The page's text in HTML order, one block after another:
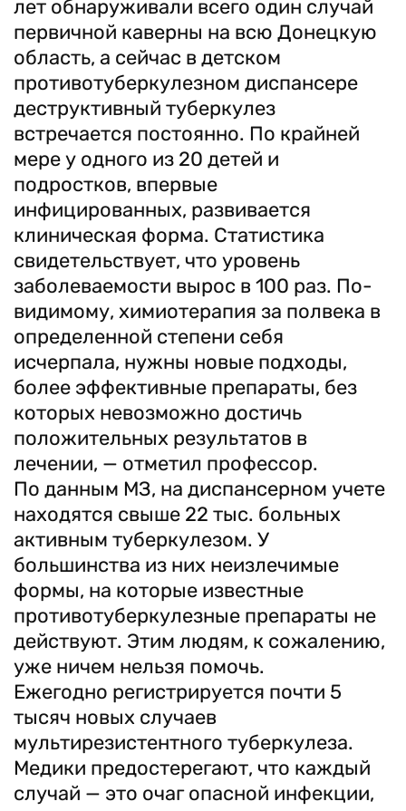
лет обнаруживали всего один случай
первичной каверны на всю Донецкую
область, а сейчас в детском
противотуберкулезном диспансере
деструктивный туберкулез
встречается постоянно. По крайней
мере у одного из 20 детей и
подростков, впервые
инфицированных, развивается
клиническая форма. Статистика
свидетельствует, что уровень
заболеваемости вырос в 100 раз. По-
видимому, химиотерапия за полвека в
определенной степени себя
исчерпала, нужны новые подходы,
более эффективные препараты, без
которых невозможно достичь
положительных результатов в
лечении, — отметил профессор.
По данным МЗ, на диспансерном учете
находятся свыше 22 тыс. больных
активным туберкулезом. У
большинства из них неизлечимые
формы, на которые известные
противотуберкулезные препараты не
действуют. Этим людям, к сожалению,
уже ничем нельзя помочь.
Ежегодно регистрируется почти 5
тысяч новых случаев
мультирезистентного туберкулеза.
Медики предостерегают, что каждый
случай — это очаг опасной инфекции,